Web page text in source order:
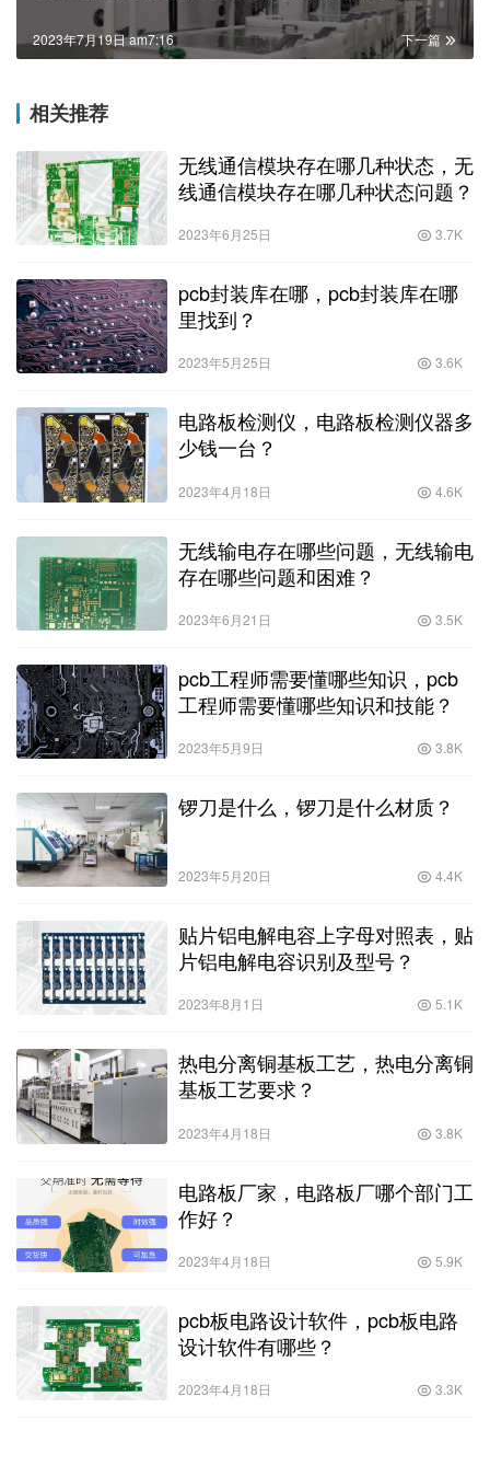
下一篇
2023年7月19日 am7:16
相关推荐
无线通信模块存在哪几种状态，无
线通信模块存在哪几种状态问题？
2023年6月25日 3.7K
pcb封装库在哪，pcb封装库在哪
里找到？
2023年5月25日 3.6K
电路板检测仪，电路板检测仪器多
少钱一台？
2023年4月18日 4.6K
无线输电存在哪些问题，无线输电
存在哪些问题和困难？
2023年6月21日 3.5K
pcb工程师需要懂哪些知识，pcb
工程师需要懂哪些知识和技能？
2023年5月9日 3.8K
锣刀是什么，锣刀是什么材质？
2023年5月20日 4.4K
贴片铝电解电容上字母对照表，贴
片铝电解电容识别及型号？
2023年8月1日 5.1K
热电分离铜基板工艺，热电分离铜
基板工艺要求？
2023年4月18日 3.8K
电路板厂家，电路板厂哪个部门工
作好？
2023年4月18日 5.9K
pcb板电路设计软件，pcb板电路
设计软件有哪些？
2023年4月18日 3.3K